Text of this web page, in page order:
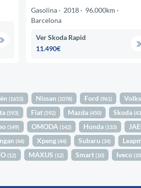
Gasolina
2018
96.000km
Barcelona
Ver Skoda Rapid
11.490€
(1653) Nissan (1078) Ford (961)
(593) Fiat (592) Mazda (450) Skoda
(149) OMODA (142) Honda (133)
(44) Xpeng (44) Subaru (34)
(12) MAXUS (12) Smart (10) Iveco